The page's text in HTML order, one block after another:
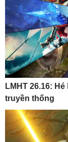
LMHT 26.16:
truyền thống